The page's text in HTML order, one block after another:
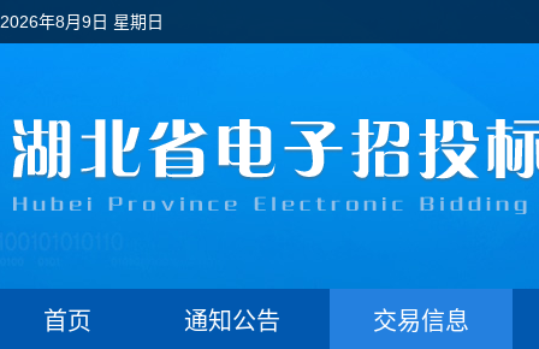
2026年8月9日 星期日
首页 通知公告 交易信息